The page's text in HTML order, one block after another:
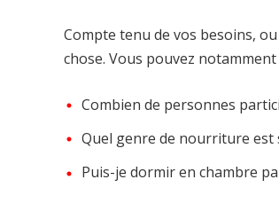
Compte tenu de vos besoins,
chose. Vous pouvez
Combien de personnes
Quel genre de nourriture est
Puis-je dormir en chambre